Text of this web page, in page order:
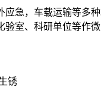
应急，车载运输等多
室、科研单位等作
锈